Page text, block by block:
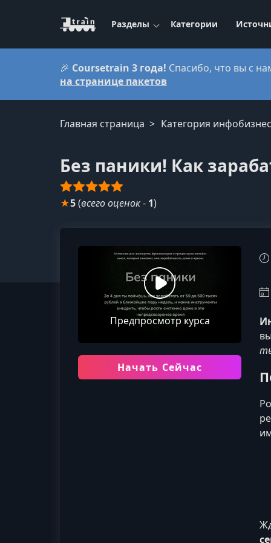
Разделы Категории
🎉 Coursetrain 3 года! Спасибо, что вы с
на странице пакетов
Главная страница Категория инфобизнес
Без паники! Как
★5(всего оценок- 1)
Предпросмотр курса
Начать Сейчас